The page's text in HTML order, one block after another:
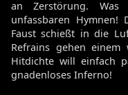
an Zerstörung.
unfassbaren
Faust schießt in die
Refrains gehen
Hitdichte will einfach
gnadenloses Inferno!